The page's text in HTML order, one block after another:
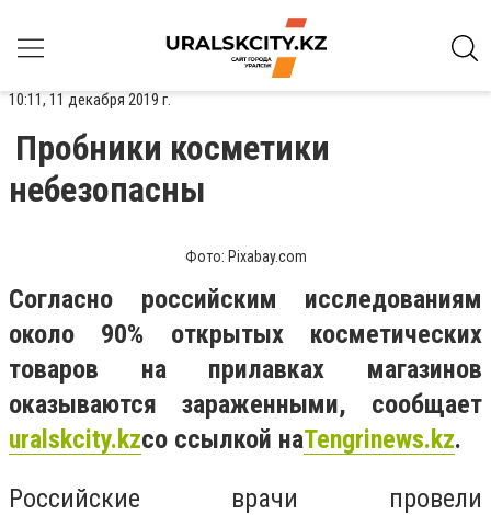
10:11, 11 декабря 2019 г.
Пробники косметики
небезопасны
Фото: Pixabay.com
Согласно российским исследованиям
около 90% открытых косметических
товаров на прилавках магазинов
оказываются зараженными, сообщает
uralskcity.kzсо ссылкой наTengrinews.kz.
Российские врачи провели